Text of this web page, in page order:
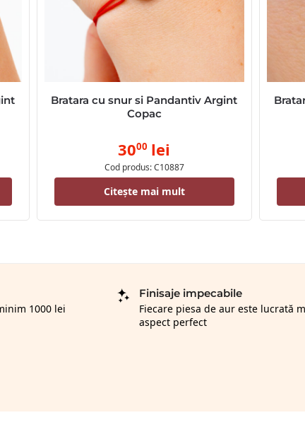
Bratara cu snur si Pandantiv Argint
Copac
3000 lei
Cod produs: C10887
Citește mai mult
1000 lei
Finisaje impecabile
Fiecare piesa de aur este lucrată
aspect perfect